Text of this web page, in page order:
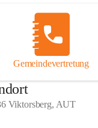
Gemeindevertretung
Viktorsberg, AUT